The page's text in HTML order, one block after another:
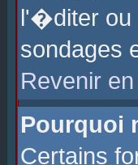
l'�diter ou
sondages
Revenir
Pourquoi
Certains